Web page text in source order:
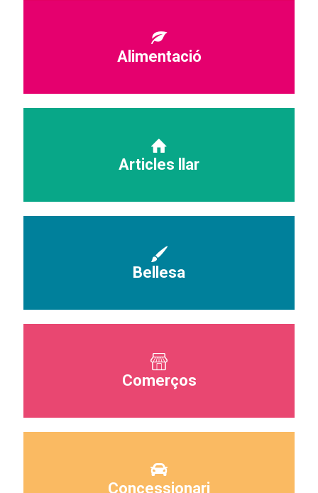
Alimentació
Articles llar
Bellesa
Comerços
Concessionari